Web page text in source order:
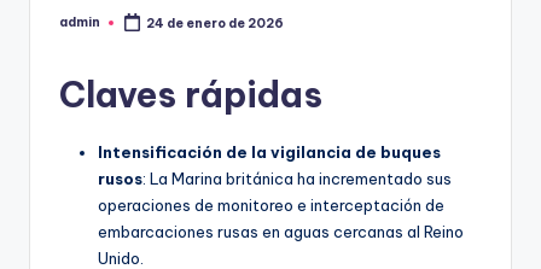
Publicado
admin 24 de enero de 2026
Claves rápidas
Intensificación de la vigilancia de buques
rusos: La Marina británica ha incrementado sus
operaciones de monitoreo e interceptación de
embarcaciones rusas en aguas cercanas al Reino
Unido.